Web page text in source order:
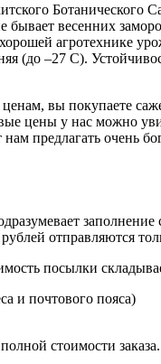
весенних
агротехнике
(до –27 С).
вы покупаете
цены у нас можно
предлагать очень
отправляются
посылки
и почтового пояса)
стоимости